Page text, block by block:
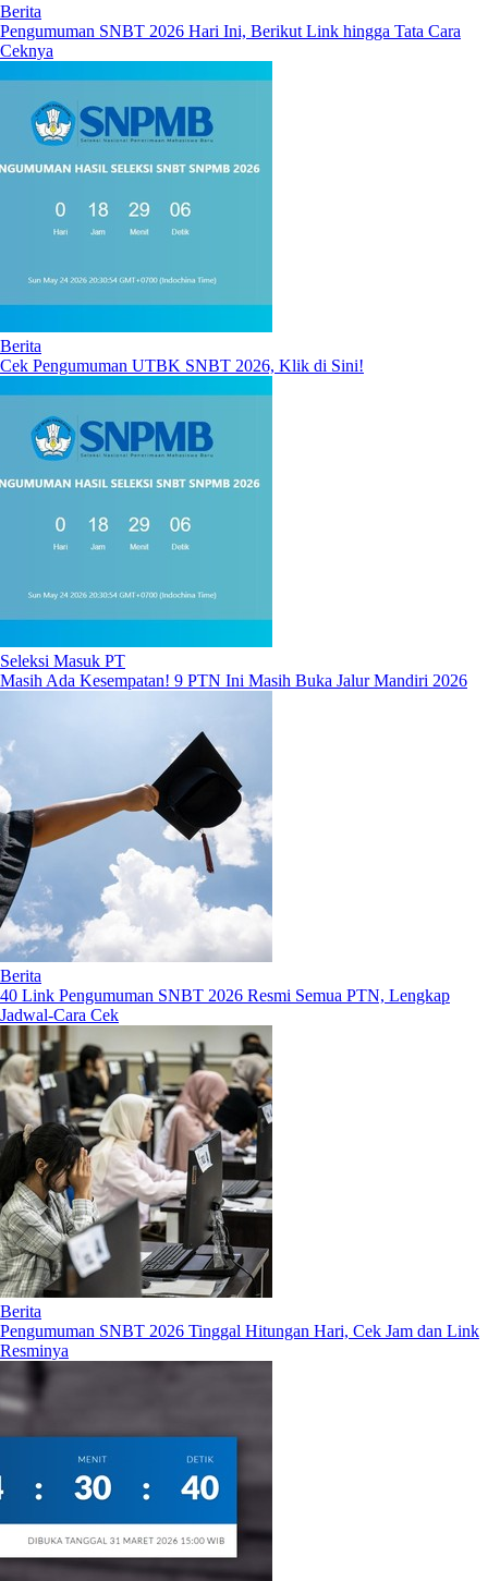
Berita
Pengumuman SNBT 2026 Hari Ini, Berikut Link hingga Tata Cara
Ceknya
Berita
Cek Pengumuman UTBK SNBT 2026, Klik di Sini!
Seleksi Masuk PT
Masih Ada Kesempatan! 9 PTN Ini Masih Buka Jalur Mandiri 2026
Berita
40 Link Pengumuman SNBT 2026 Resmi Semua PTN, Lengkap
Jadwal-Cara Cek
Berita
Pengumuman SNBT 2026 Tinggal Hitungan Hari, Cek Jam dan Link
Resminya